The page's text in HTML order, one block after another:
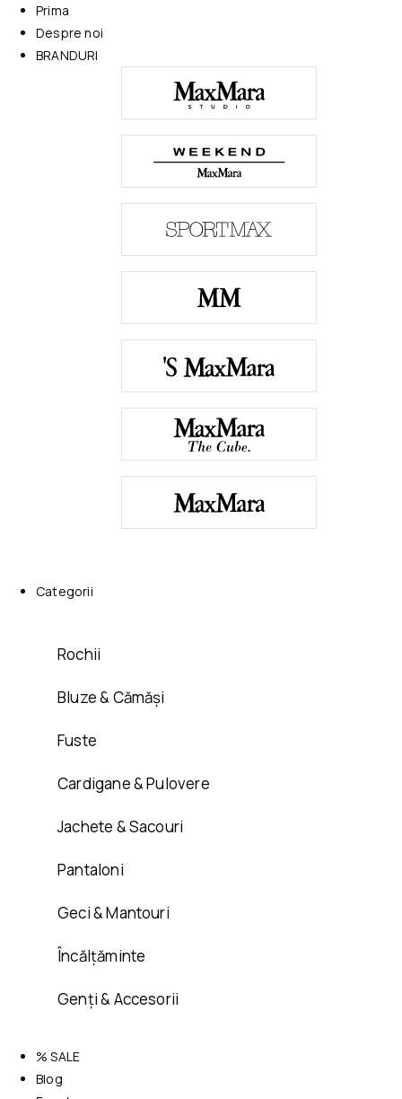
Prima
Despre noi
BRANDURI
Categorii
Rochii
Bluze & Cămăși
Fuste
Cardigane & Pulovere
Jachete & Sacouri
Pantaloni
Geci & Mantouri
Încălțăminte
Genți & Accesorii
% SALE
Blog